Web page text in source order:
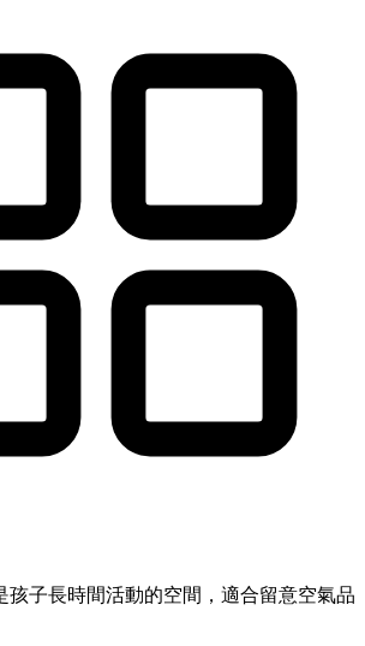
孩子長時間活動的空間，適合留意空氣品